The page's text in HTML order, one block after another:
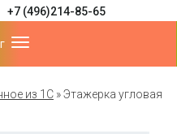
+7 (496)214-85-65
из 1С »Этажерка угловая